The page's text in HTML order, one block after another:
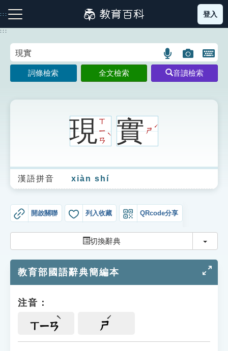
到
主
:::
注音索引圖示 筆畫索引圖示 部首索引表圖示
生字詞彙表
成語故事
索引選單
單字索引
遊戲專區
登入
:::
語
言
搜
圖
片
搜
開
鍵
圖
詞條檢索 全文檢索 音讀檢索
現ㄒ
ㄧ
ㄢ
ˋ 實ㄕ
ˊ
漢語拼音 xiàn shí
開啟關聯 列入收藏 QRcode分享
切換辭典 切換
教育部國語辭典簡編本
注音：
ㄒㄧㄢ ㄕ